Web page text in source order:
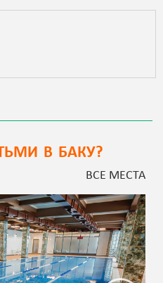
В БАКУ?
ВСЕ МЕСТА